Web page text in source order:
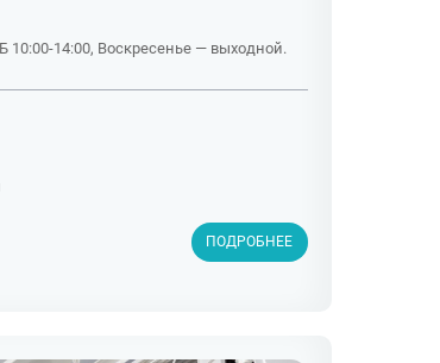
10:00-14:00, Воскресенье — выходной.
ПОДРОБНЕЕ